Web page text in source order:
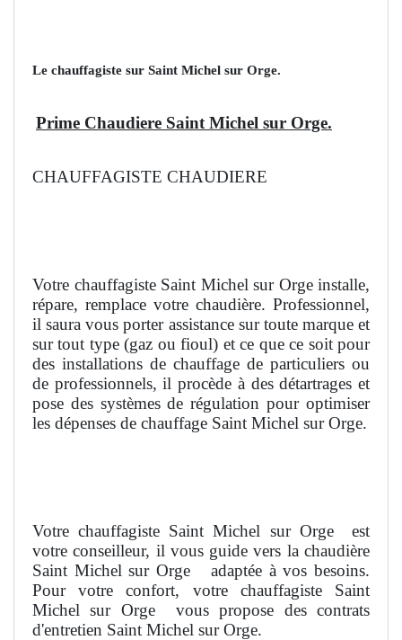
Le chauffagiste sur Saint Michel sur Orge.
Prime Chaudiere Saint Michel sur Orge.
CHAUFFAGISTE CHAUDIERE
Votre chauffagiste Saint Michel sur Orge installe,
répare, remplace votre chaudière. Professionnel,
il saura vous porter assistance sur toute marque et
sur tout type (gaz ou fioul) et ce que ce soit pour
des installations de chauffage de particuliers ou
de professionnels, il procède à des détartrages et
pose des systèmes de régulation pour optimiser
les dépenses de chauffage Saint Michel sur Orge.
Votre chauffagiste Saint Michel sur Orge
est
votre conseilleur, il vous guide vers la chaudière
Saint Michel sur Orge
adaptée à vos besoins.
Pour votre confort, votre chauffagiste Saint
Michel sur Orge
vous propose des contrats
d'entretien Saint Michel sur Orge.